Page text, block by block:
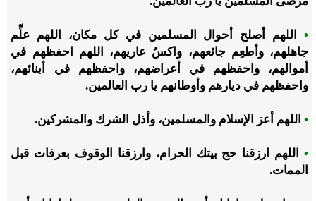
• اللهم أصلح أحوال المسلمين في كل مكان، اللهم علِّم
جاهلهم، وأطعِم جائعهم، واكسُ عاريهم، اللهم احفظهم في
أموالهم، واحفظهم في أعراضهم، واحفظهم في أبنائهم،
واحفظهم في ديارهم وأوطانهم يا رب العالمين.
• اللهم أعز الإسلام والمسلمين، وأذل الشرك والمشركين.
• اللهم ارزقنا حج بيتك الحرام، وارزقنا الوقوف بعرفات قبل
الممات.